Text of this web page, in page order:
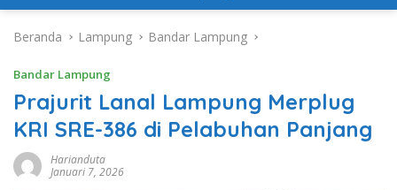
Beranda Lampung Bandar Lampung
Bandar Lampung
Prajurit Lanal Lampung Merplug
KRI SRE-386 di Pelabuhan Panjang
Harianduta
Januari 7, 2026